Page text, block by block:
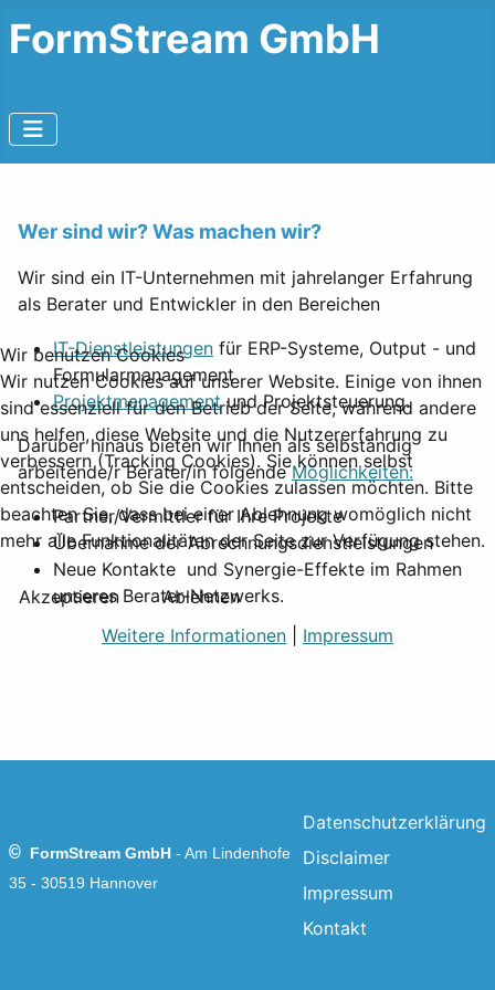
FormStream GmbH
Wer sind wir? Was machen wir?
Wir sind ein IT-Unternehmen mit jahrelanger Erfahrung
als Berater und Entwickler in den Bereichen
IT-Dienstleistungen für ERP-Systeme, Output - und
Formularmanagement
Projektmanagementund Projektsteuerung.
Darüber hinaus bieten wir Ihnen als selbständig
arbeitende/r Berater/in folgendeMöglichkeiten:
Partner/Vermittler für Ihre Projekte
Übernahme der Abrechnungsdienstleistungen
Neue Kontakte und Synergie-Effekte im Rahmen
unseres Berater-Netzwerks.
© FormStream GmbH - Am Lindenhofe
35 - 30519 Hannover
Datenschutzerklärung
Disclaimer
Impressum
Kontakt
Wir benutzen Cookies
Wir nutzen Cookies auf unserer Website. Einige von ihnen
sind essenziell für den Betrieb der Seite, während andere
uns helfen, diese Website und die Nutzererfahrung zu
verbessern (Tracking Cookies). Sie können selbst
entscheiden, ob Sie die Cookies zulassen möchten. Bitte
beachten Sie, dass bei einer Ablehnung womöglich nicht
mehr alle Funktionalitäten der Seite zur Verfügung stehen.
Akzeptieren
Ablehnen
Weitere Informationen
Impressum